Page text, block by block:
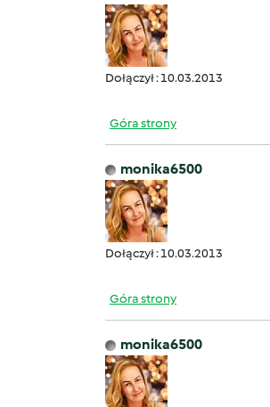
Dołączył : 10.03.2013
Góra strony
monika6500
Dołączył : 10.03.2013
Góra strony
monika6500